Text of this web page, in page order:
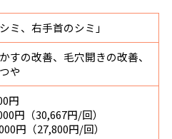
ミ、右手首のシミ」
すの改善、毛穴開きの改善、
や
円
円（30,667円/回）
円（27,800円/回）